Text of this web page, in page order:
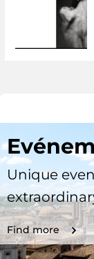
Unique
Find more